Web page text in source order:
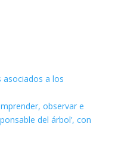
asociados a los
observar e
del árbol’, con